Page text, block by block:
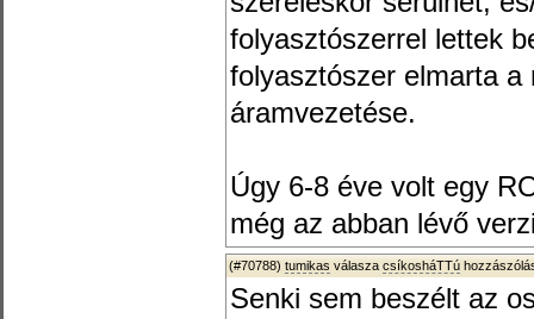
folyasztószerrel lettek
folyasztószer elmarta
áramvezetése.
Úgy 6-8 éve volt egy
még az abban lévő
(#70788) tumikas válasza csíkosháTTú
Senki sem beszélt az